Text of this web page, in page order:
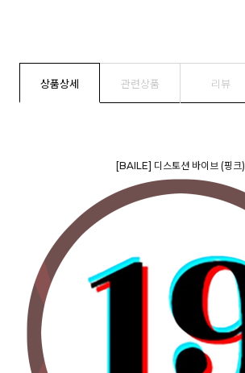
상품상세 관련상품 리뷰
[BAILE] 디스토션 바이브 (핑크)